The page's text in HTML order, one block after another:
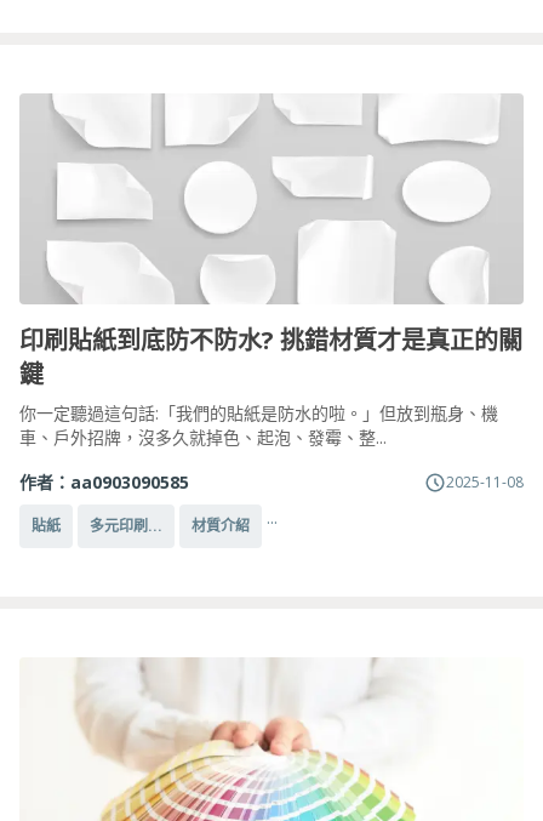
印刷貼紙到底防不防水? 挑錯材質才是真正的關
鍵
你一定聽過這句話:「我們的貼紙是防水的啦。」但放到瓶身、機
車、戶外招牌，沒多久就掉色、起泡、發霉、整...
作者： aa0903090585 2025-11-08
貼紙 多元印刷... 材質介紹 ...